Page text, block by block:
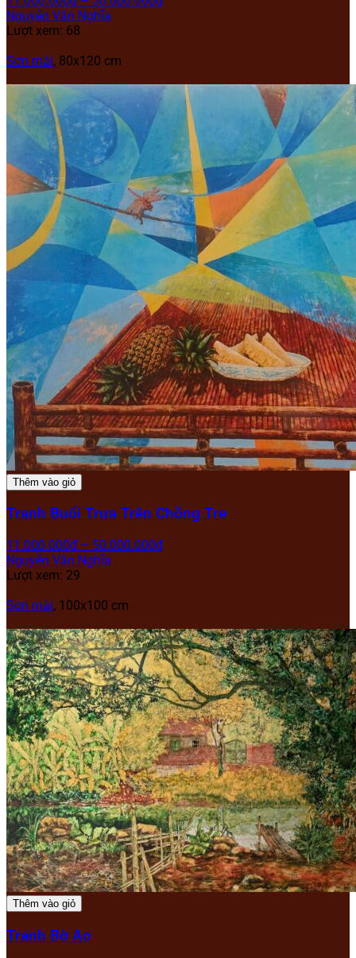
Nguyễn Văn Nghĩa
Lượt xem: 68
Sơn mài, 80x120 cm
Thêm vào giỏ
Tranh Buổi Trưa Trên Chõng Tre
11.000.000₫ – 50.000.000₫
Nguyễn Văn Nghĩa
Lượt xem: 29
Sơn mài, 100x100 cm
Thêm vào giỏ
Tranh Bờ Ao